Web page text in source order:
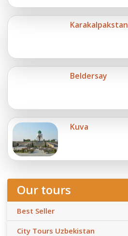
Karakalpakstan
Beldersay
Kuva
Our tours
Best Seller
City Tours Uzbekistan